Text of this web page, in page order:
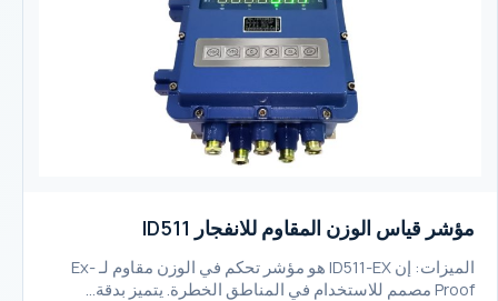
مؤشر قياس الوزن المقاوم للانفجار ID511
الميزات: إن ID511-EX هو مؤشر تحكم في الوزن مقاوم لـ Ex-
Proof مصمم للاستخدام في المناطق الخطرة. يتميز بدقة…